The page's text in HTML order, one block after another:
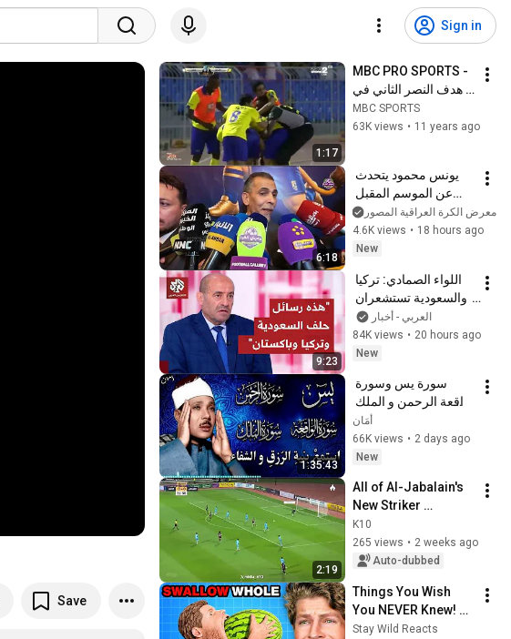
Sign in
Save
1:17
MBC PRO SPORTS -
هدف النصر الثاني في
مرمى هجر .. حسين
عبد الغني
MBC SPORTS
63K views • 11 years ago
6:18
وعقد المدرب غراهام
وينفي استقدامه
معرض الكرة العراقية المصور
4.6K views • 18 hours ago
New
9:23
اتفاق لا يستبدل
العربي - أخبار
84K views • 20 hours ago
New
1:35:43
| الشيخ عبدالباسط
عبدالصمد | بنية الرزق
والشفاء باذن الله
أمَان
66K views • 2 days ago
New
2:19
All of Al-Jabalain's
New Striker
Luvannor
Henrique's
Contributions
K10
265 views • 2 weeks ago
Auto-dubbed
Things You Wish
You NEVER Knew!
(Zack D Films)
Stay Wild Reacts